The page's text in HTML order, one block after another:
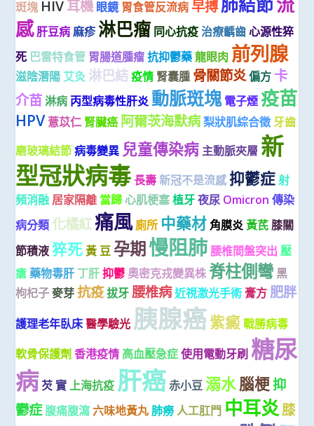
斑塊 HIV耳機 眼鏡 胃食管反流病 早搏
感 肝豆病 麻疹 淋巴瘤 同心抗疫 治療齲齒 心源性猝
死 巴雷特食管 胃腸道腫瘤 抗抑鬱藥 龍眼肉 前列腺
滋陰潛陽 艾灸 淋巴結 疫情 腎囊腫 骨關節炎偏方 卡
介苗 淋病 丙型病毒性肝炎 動脈斑塊 電子煙 疫苗
HPV 薏苡仁 腎臟癌 阿爾茨海默病梨狀肌綜合徵 牙齒
磨玻璃結節 病毒變異 兒童傳染病 主動脈夾層 新
型冠狀病毒 長壽 新冠不是流感 抑鬱症 射
頻消融 居家隔離 當歸 心肌梗塞 植牙 夜尿 Omicron 傳染
病分類 化橘紅痛風 廁所 中藥材 角膜炎 黃芪 膝關
節積液 猝死 黃 豆 孕期 慢阻肺 腰椎間盤突出 壓
瘡 藥物毒肝 丁肝 抑鬱 奧密克戎變異株脊柱側彎 黑
枸杞子 麥芽 抗疫拔牙 腰椎病近視激光手術 膏方 肥胖
護理老年臥床 醫學驗光 胰腺癌紫癜 戰勝病毒
軟骨保護劑 香港疫情 高血壓急症 使用電動牙刷 糖尿
病 芡 實 上海抗疫 肝癌 赤小豆 溺水腦梗抑
鬱症 腹痛腹瀉 六味地黃丸 肺癆 人工肛門 中耳炎膝